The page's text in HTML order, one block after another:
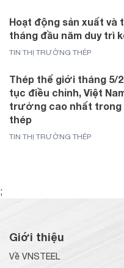
Hoạt động sản xuất và
tháng đầu năm duy trì
TIN THỊ TRƯỜNG THÉP
Thép thế giới tháng 5/
tục điều chỉnh, Việt
trưởng cao nhất trong
thép
TIN THỊ TRƯỜNG THÉP
;
Giới thiệu
Về VNSTEEL